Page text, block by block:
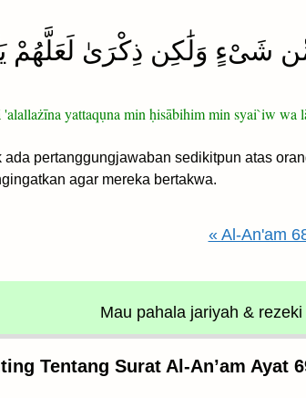
شَىْءٍ وَلَٰكِن ذِكْرَىٰ لَعَلَّهُمْ
'alallażīna yattaqụna min ḥisābihim min syai`iw wa
ada pertanggungjawaban sedikitpun atas
agar mereka bertakwa.
« Al-An'am
Mau pahala jariyah &
Tentang Surat Al-An’am Ayat